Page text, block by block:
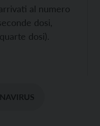
al numero
dosi,
dosi).